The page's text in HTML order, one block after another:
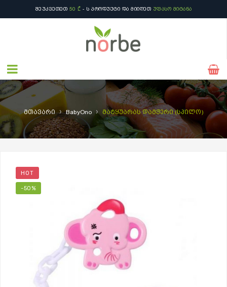
ᲨᲔᲣᲙᲕᲔᲗᲔᲗ 50 ₾ - Ს ᲞᲠᲝᲓᲣᲥᲢᲘ ᲓᲐ ᲛᲘᲘᲦᲔᲗ ᲣᲤᲐᲡᲝ ᲛᲘᲢᲐᲜᲐ
მთავარი › BabyOno › მატყუარას დამჭერი (სპილო)
HOT
-50%